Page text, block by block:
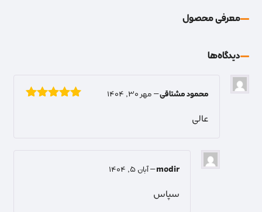
معرفی محصول
دیدگاه‌‌ها
محمود مشتاقی–مهر 30, 1404
عالی
modir
–آبان 5, 1404
سپاس